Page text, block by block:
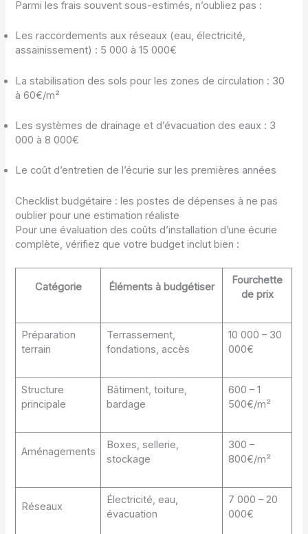
Parmi les frais souvent sous-estimés, n’oubliez pas :
Les raccordements aux réseaux (eau, électricité,
assainissement) : 5 000 à 15 000€
La stabilisation des sols pour les zones de circulation : 30
à 60€/m²
Les systèmes de drainage et d’évacuation des eaux : 3
000 à 8 000€
Le coût d’entretien de l’écurie sur les premières années
Checklist budgétaire : les postes de dépenses à ne pas
oublier pour une estimation réaliste
Pour une évaluation des coûts d’installation d’une écurie
complète, vérifiez que votre budget inclut bien :
Catégorie Éléments à budgétiser
Fourchette
de prix
Préparation
terrain
Terrassement,
fondations, accès
10 000 – 30
000€
Structure
principale
Bâtiment, toiture,
bardage
600 – 1
500€/m²
Aménagements
Boxes, sellerie,
stockage
300 –
800€/m²
Réseaux
Électricité, eau,
évacuation
7 000 – 20
000€